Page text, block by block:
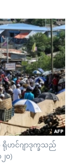
ရိုဟင်ဂျာဒုက္ခသည်
၂၀)